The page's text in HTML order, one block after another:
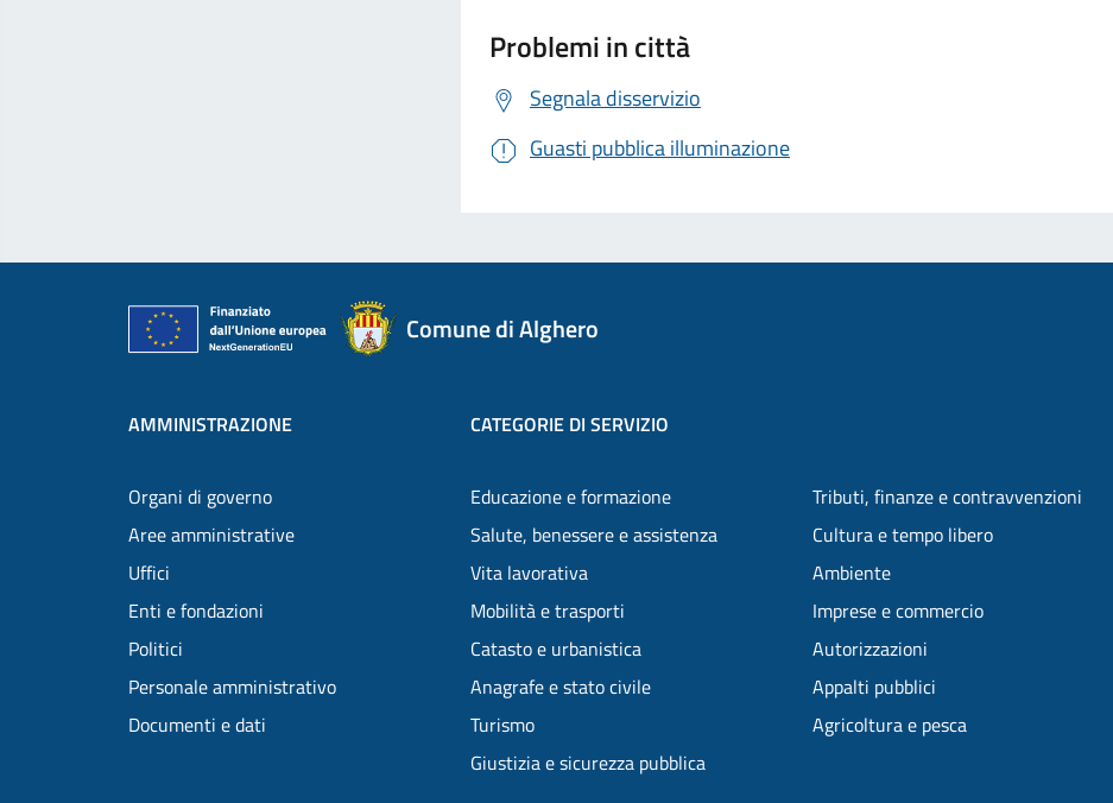
Problemi in città
Segnala disservizio
Guasti pubblica illuminazione
Comune di Alghero
AMMINISTRAZIONE
Organi di governo
Aree amministrative
Uffici
Enti e fondazioni
Politici
Personale amministrativo
Documenti e dati
CATEGORIE DI SERVIZIO
Educazione e formazione
Salute, benessere e assistenza
Vita lavorativa
Mobilità e trasporti
Catasto e urbanistica
Anagrafe e stato civile
Turismo
Giustizia e sicurezza pubblica
Tributi, finanze e contravvenzioni
Cultura e tempo libero
Ambiente
Imprese e commercio
Autorizzazioni
Appalti pubblici
Agricoltura e pesca